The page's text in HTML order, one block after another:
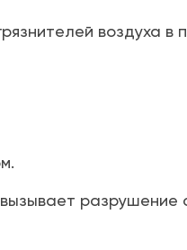
воздуха в